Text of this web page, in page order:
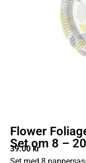
Flower
Set om 8 –
39.00kr